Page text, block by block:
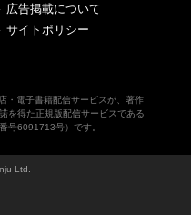
広告掲載について
サイトポリシー
・電子書籍配信サービスが、著作
を得た正規版配信サービスである
号6091713号）です。
Ltd.